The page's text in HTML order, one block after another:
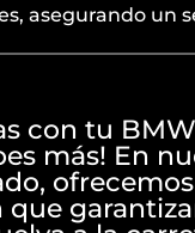
asegurando un
con tu BMW
más! En
que